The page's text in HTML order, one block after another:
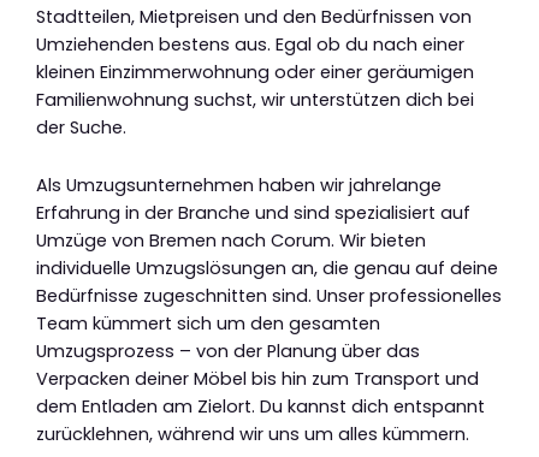
Stadtteilen, Mietpreisen und den Bedürfnissen von
Umziehenden bestens aus. Egal ob du nach einer
kleinen Einzimmerwohnung oder einer geräumigen
Familienwohnung suchst, wir unterstützen dich bei
der Suche.
Als Umzugsunternehmen haben wir jahrelange
Erfahrung in der Branche und sind spezialisiert auf
Umzüge von Bremen nach Corum. Wir bieten
individuelle Umzugslösungen an, die genau auf deine
Bedürfnisse zugeschnitten sind. Unser professionelles
Team kümmert sich um den gesamten
Umzugsprozess – von der Planung über das
Verpacken deiner Möbel bis hin zum Transport und
dem Entladen am Zielort. Du kannst dich entspannt
zurücklehnen, während wir uns um alles kümmern.